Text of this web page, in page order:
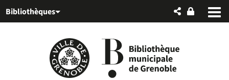
au
auBibliothèques